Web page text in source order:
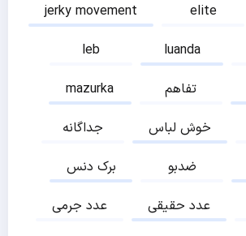
jerky movement
elite
leb
luanda
mazurka
تفاهم
جداگانه
خوش لباس
برک دنس
ضدبو
عدد جرمی
عدد حقیقی